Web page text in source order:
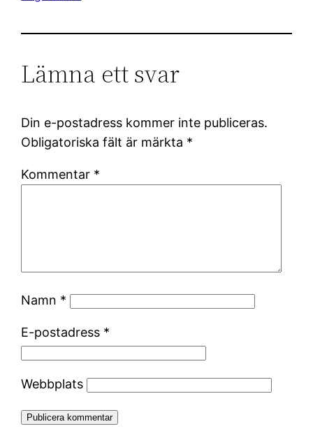
Lämna ett svar
Din e-postadress kommer inte publiceras.
Obligatoriska fält är märkta *
Kommentar *
Namn *
E-postadress *
Webbplats